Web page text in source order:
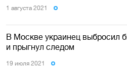
1 августа 2021
В Москве украинец выбросил
и прыгнул следом
19 июля 2021